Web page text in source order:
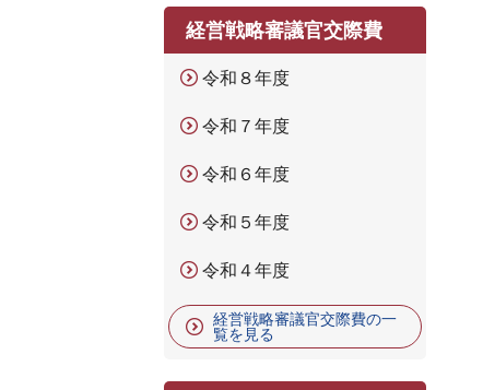
経営戦略審議官交際費
令和８年度
令和７年度
令和６年度
令和５年度
令和４年度
経営戦略審議官交際費の一
覧を見る